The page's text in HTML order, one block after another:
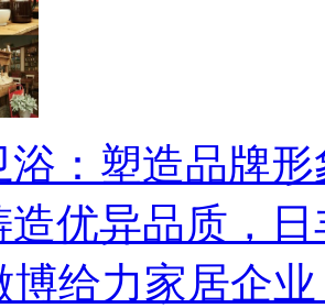
浴：塑造品牌形
造优异品质，日
博给力家居企